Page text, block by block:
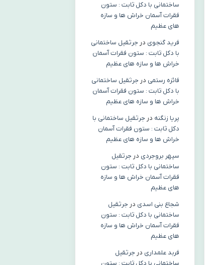
ساختمانی با دکل ثابت : ستون
فقرات آسمان خراش ها و سازه
های عظیم
فرید گنجوی در جرثقیل ساختمانی
با دکل ثابت : ستون فقرات آسمان
خراش ها و سازه های عظیم
فائزه رستمی در جرثقیل ساختمانی
با دکل ثابت : ستون فقرات آسمان
خراش ها و سازه های عظیم
پریا زنگنه در جرثقیل ساختمانی با
دکل ثابت : ستون فقرات آسمان
خراش ها و سازه های عظیم
سپهر بروجردی در جرثقیل
ساختمانی با دکل ثابت : ستون
فقرات آسمان خراش ها و سازه
های عظیم
شجاع بنی اسدی در جرثقیل
ساختمانی با دکل ثابت : ستون
فقرات آسمان خراش ها و سازه
های عظیم
فربد علمداری در جرثقیل
ساختمانی با دکل ثابت : ستون